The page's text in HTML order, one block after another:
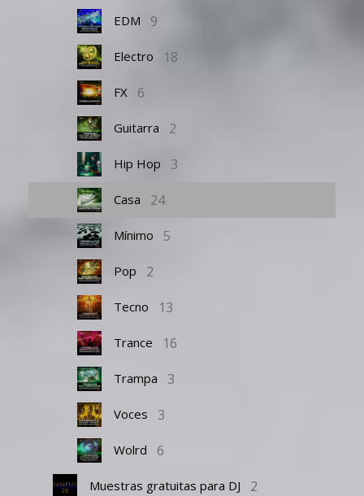
EDM 9
Electro 18
FX 6
Guitarra 2
Hip Hop 3
Casa 24
Mínimo 5
Pop 2
Tecno 13
Trance 16
Trampa 3
Voces 3
Wolrd 6
Muestras gratuitas para DJ 2